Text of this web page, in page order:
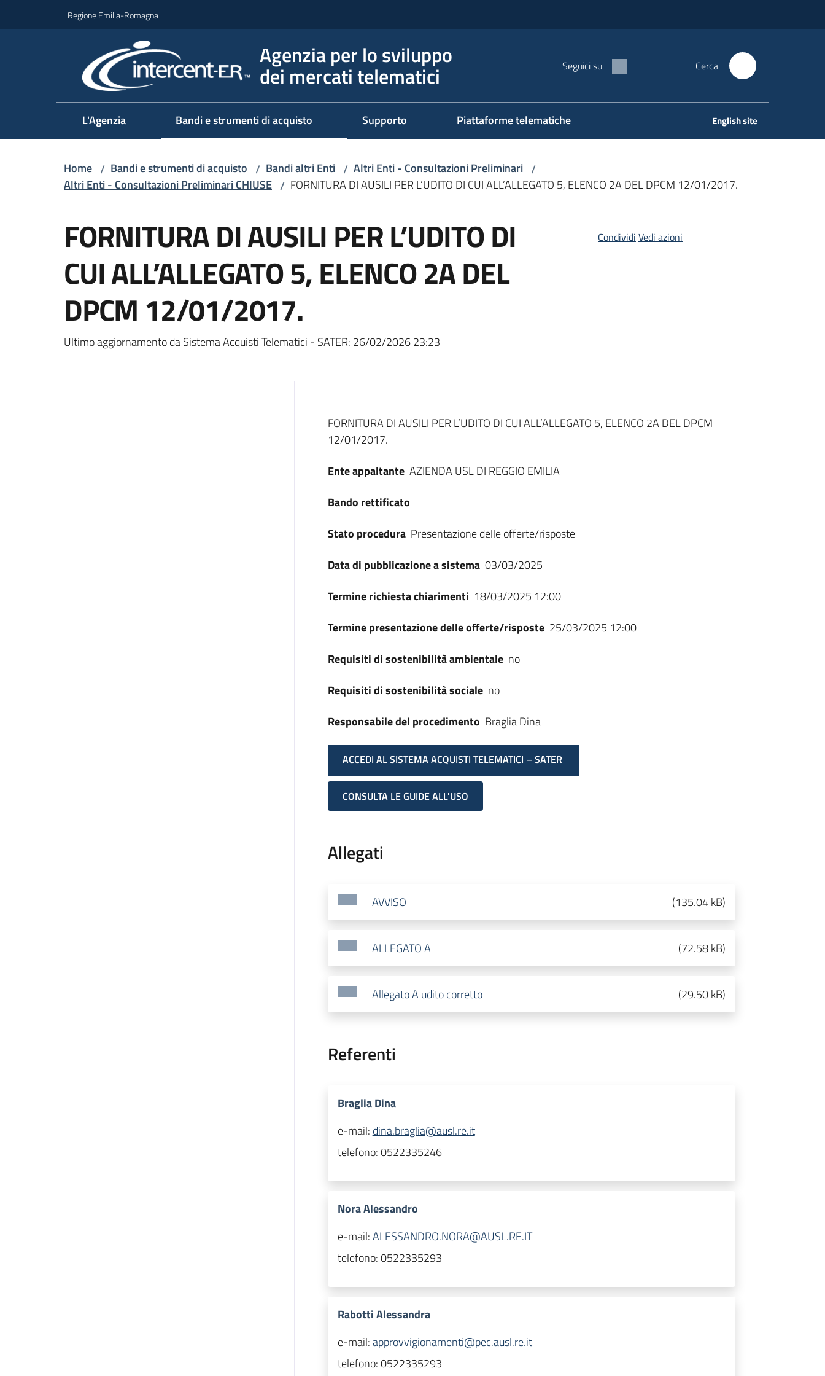
Regione Emilia-Romagna
Agenzia per lo sviluppo
dei mercati telematici Seguici su Cerca
L'Agenzia Bandi e strumenti di acquisto Supporto Piattaforme telematiche English site
Home / Bandi e strumenti di acquisto / Bandi altri Enti / Altri Enti - Consultazioni Preliminari /
Altri Enti - Consultazioni Preliminari CHIUSE / FORNITURA DI AUSILI PER L’UDITO DI CUI ALL’ALLEGATO 5, ELENCO 2A DEL DPCM 12/01/2017.
FORNITURA DI AUSILI PER L’UDITO DI
CUI ALL’ALLEGATO 5, ELENCO 2A DEL
DPCM 12/01/2017.
Ultimo aggiornamento da Sistema Acquisti Telematici - SATER: 26/02/2026 23:23
Condividi Vedi azioni
Dati del bando
FORNITURA DI AUSILI PER L’UDITO DI CUI ALL’ALLEGATO 5, ELENCO 2A DEL DPCM
12/01/2017.
Ente appaltante AZIENDA USL DI REGGIO EMILIA
Bando rettificato
Stato procedura Presentazione delle offerte/risposte
Data di pubblicazione a sistema 03/03/2025
Termine richiesta chiarimenti 18/03/2025 12:00
Termine presentazione delle offerte/risposte 25/03/2025 12:00
Requisiti di sostenibilità ambientale no
Requisiti di sostenibilità sociale no
Responsabile del procedimento Braglia Dina
ACCEDI AL SISTEMA ACQUISTI TELEMATICI – SATER
CONSULTA LE GUIDE ALL'USO
Allegati
AVVISO (135.04 kB)
ALLEGATO A (72.58 kB)
Allegato A udito corretto (29.50 kB)
Referenti
Braglia Dina
e-mail: dina.braglia@ausl.re.it
telefono:0522335246
Nora Alessandro
e-mail:ALESSANDRO.NORA@AUSL.RE.IT
telefono:0522335293
Rabotti Alessandra
e-mail:approvvigionamenti@pec.ausl.re.it
telefono:0522335293